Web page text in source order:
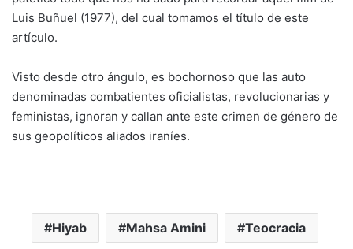
Luis Buñuel (1977), del cual tomamos el título de este
artículo.
Visto desde otro ángulo, es bochornoso que las auto
denominadas combatientes oficialistas, revolucionarias y
feministas, ignoran y callan ante este crimen de género de
sus geopolíticos aliados iraníes.
Hiyab Mahsa Amini Teocracia